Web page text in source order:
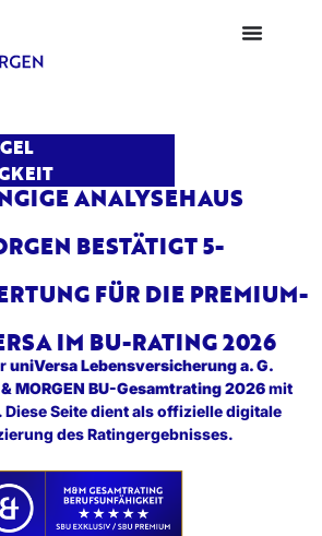
ANALYSEHAUS
BESTÄTIGT 5-
FÜR DIE PREMIUM-
IM BU-RATING 2026
uniVersa Lebensversicherung a. G.
& MORGEN BU-Gesamtrating 2026mit
Diese Seite dient als offizielle digitale
des Ratingergebnisses.